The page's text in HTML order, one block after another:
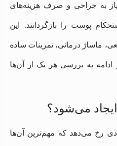
به جراحی و صرف هزینه‌های
پوست را بازگردانند. این
ماساژ درمانی، تمرینات ساده
به بررسی هر یک از آن‌ها
می‌شود؟
رخ می‌دهد که مهم‌ترین آن‌ها